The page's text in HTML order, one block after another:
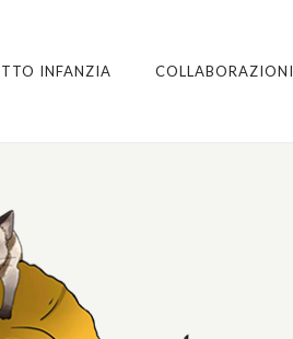
INFANZIA COLLABORAZIONI